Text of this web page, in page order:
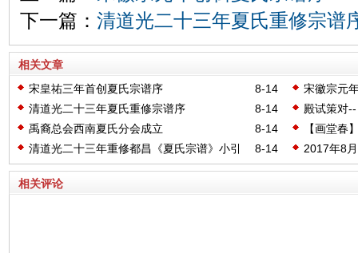
下一篇： 清道光二十三年夏氏重修宗谱
相关文章
8-14
宋皇祐三年首创夏氏宗谱序
宋徽宗元
8-14
清道光二十三年夏氏重修宗谱序
殿试策对
8-14
禹裔总会西南夏氏分会成立
【画堂春
8-14
清道光二十三年重修都昌《夏氏宗谱》小引
2017年8
理事、监
相关评论